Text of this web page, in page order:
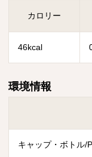
カロリー
46kcal
環境情報
キャップ・ボトル/